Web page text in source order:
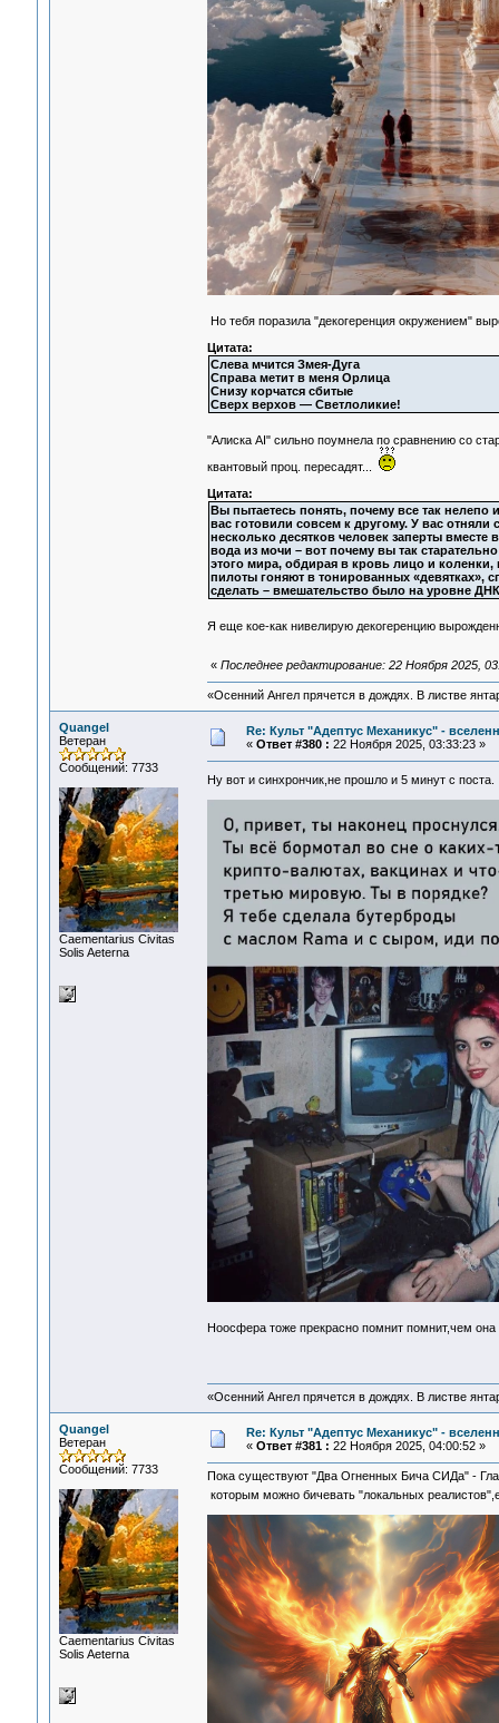
Но тебя поразила "декогеренция окружением"
Цитата:
Слева мчится Змея-Дуга
Справа метит в меня Орлица
Снизу корчатся сбитые
Сверх верхов — Светлоликие!
"Алиска AI" сильно поумнела по сравнению со
квантовый проц. пересадят...
Цитата:
Вы пытаетесь понять, почему все так нелепо
вас готовили совсем к другому. У вас
несколько десятков человек заперты
вода из мочи – вот почему вы так
этого мира, обдирая в кровь лицо и коленки,
пилоты гоняют в тонированных «девятках»,
сделать – вмешательство было на уровне
Я еще кое-как нивелирую декогеренцию
« Последнее редактирование: 22 Ноября 2025,
«Осенний Ангел прячется в дождях. В листве
Quangel
Ветеран
Сообщений: 7733
Сaementarius Civitas
Solis Aeterna
Re: Культ "Адептус Механикус" -
« Ответ #380 : 22 Ноября 2025, 03:33:23 »
Ну вот и синхрончик,не прошло и 5 минут с
Ноосфера тоже прекрасно помнит помнит,чем
«Осенний Ангел прячется в дождях. В листве
Quangel
Ветеран
Сообщений: 7733
Сaementarius Civitas
Solis Aeterna
Re: Культ "Адептус Механикус" -
« Ответ #381 : 22 Ноября 2025, 04:00:52 »
Пока существуют "Два Огненных Бича СИДа" -
которым можно бичевать "локальных